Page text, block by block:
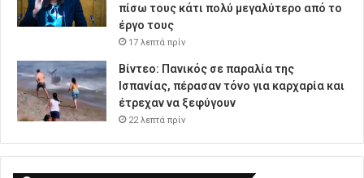
πίσω τους κάτι πολύ μεγαλύτερο από το
έργο τους
17 λεπτά πρίν
Βίντεο: Πανικός σε παραλία της
Ισπανίας, πέρασαν τόνο για καρχαρία και
έτρεχαν να ξεφύγουν
22 λεπτά πρίν